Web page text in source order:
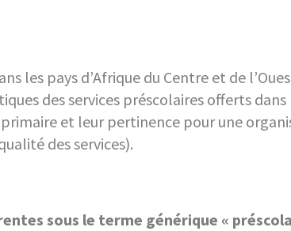
les pays d’Afrique du Centre et de
des services préscolaires offerts
et leur pertinence pour une
des services).
sous le terme générique «